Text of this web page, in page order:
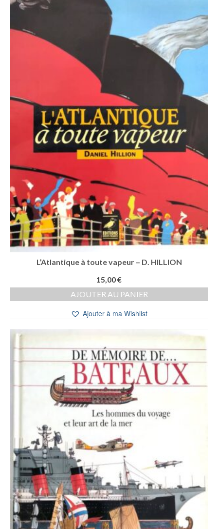
L’Atlantique à toute vapeur – D. HILLION
15,00€
AJOUTER AU PANIER
Ajouter à ma Wishlist